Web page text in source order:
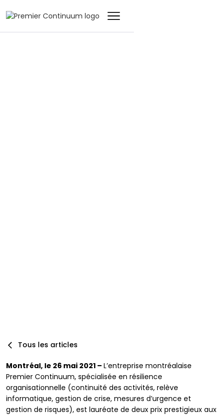
Tous les articles
Montréal, le 26 mai 2021 – L’entreprise montréalaise
Premier Continuum, spécialisée en résilience
organisationnelle (continuité des activités, relève
informatique, gestion de crise, mesures d’urgence et
gestion de risques), est lauréate de deux prix prestigieux aux